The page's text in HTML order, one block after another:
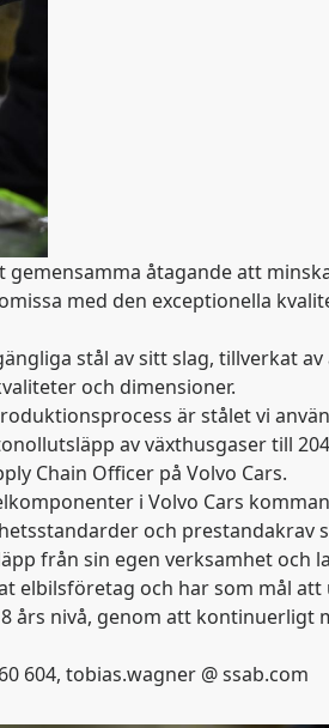
åtagande att
med den exceptionella
stål av sitt slag, tillverkat
och dimensioner.
är stålet vi
av växthusgaser till
Chain Officer på Volvo Cars.
i Volvo Cars
och prestandakrav
från sin egen verksamhet och
elbilsföretag och har som mål
års nivå, genom att kontinuerligt
604, tobias.wagner @ ssab.com